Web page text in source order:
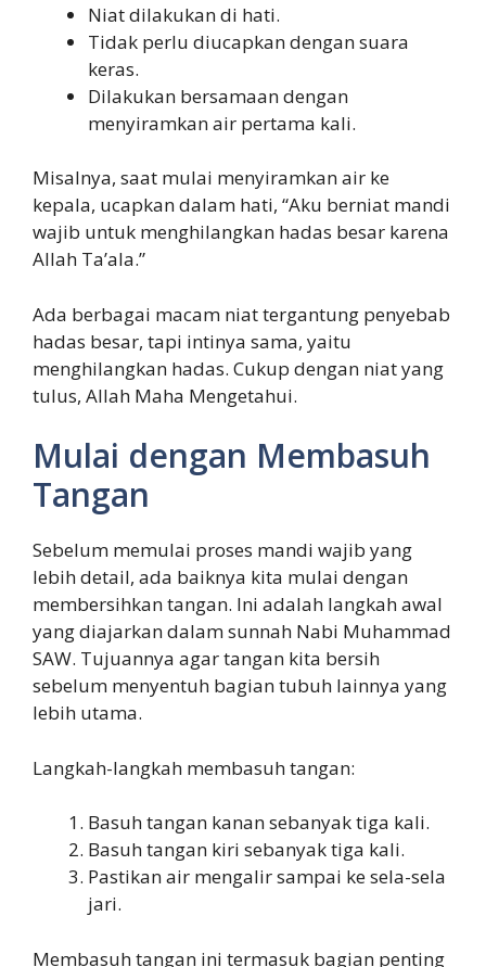
Niat dilakukan di hati.
Tidak perlu diucapkan dengan suara
keras.
Dilakukan bersamaan dengan
menyiramkan air pertama kali.
Misalnya, saat mulai menyiramkan air ke
kepala, ucapkan dalam hati, “Aku berniat mandi
wajib untuk menghilangkan hadas besar karena
Allah Ta’ala.”
Ada berbagai macam niat tergantung penyebab
hadas besar, tapi intinya sama, yaitu
menghilangkan hadas. Cukup dengan niat yang
tulus, Allah Maha Mengetahui.
Mulai dengan Membasuh
Tangan
Sebelum memulai proses mandi wajib yang
lebih detail, ada baiknya kita mulai dengan
membersihkan tangan. Ini adalah langkah awal
yang diajarkan dalam sunnah Nabi Muhammad
SAW. Tujuannya agar tangan kita bersih
sebelum menyentuh bagian tubuh lainnya yang
lebih utama.
Langkah-langkah membasuh tangan:
Basuh tangan kanan sebanyak tiga kali.
Basuh tangan kiri sebanyak tiga kali.
Pastikan air mengalir sampai ke sela-sela
jari.
Membasuh tangan ini termasuk bagian penting